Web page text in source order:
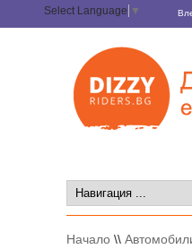
Select Language ▼
Начало \\